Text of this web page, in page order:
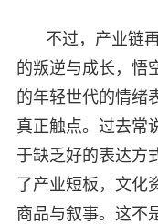
不过，产业链
的叛逆与成长，悟
的年轻世代的情绪
真正触点。过去常
于缺乏好的表达方
了产业短板，文化
商品与叙事。这不